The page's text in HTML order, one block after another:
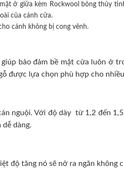
ở giữa kèm Rockwool bông thủy
của cánh cửa.
cánh không bị cong vênh.
bảo đảm bề mặt cửa luôn ở
được lựa chọn phù hợp cho
nguội. Với độ dày từ 1,2 đến
dàng.
độ tăng nó sẽ nở ra ngăn không